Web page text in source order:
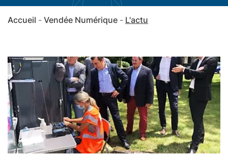
Accueil Vendée Numérique L'actu